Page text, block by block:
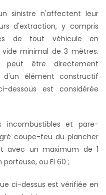
sinistre n'affectent leur
d'extraction, y compris
de tout véhicule en
minimal de 3 mètres.
peut être directement
élément constructif
dessous est considérée
et pare-
coupe-feu du plancher
avec un maximum de 1
ou EI 60 ;
ci-dessus est vérifiée en